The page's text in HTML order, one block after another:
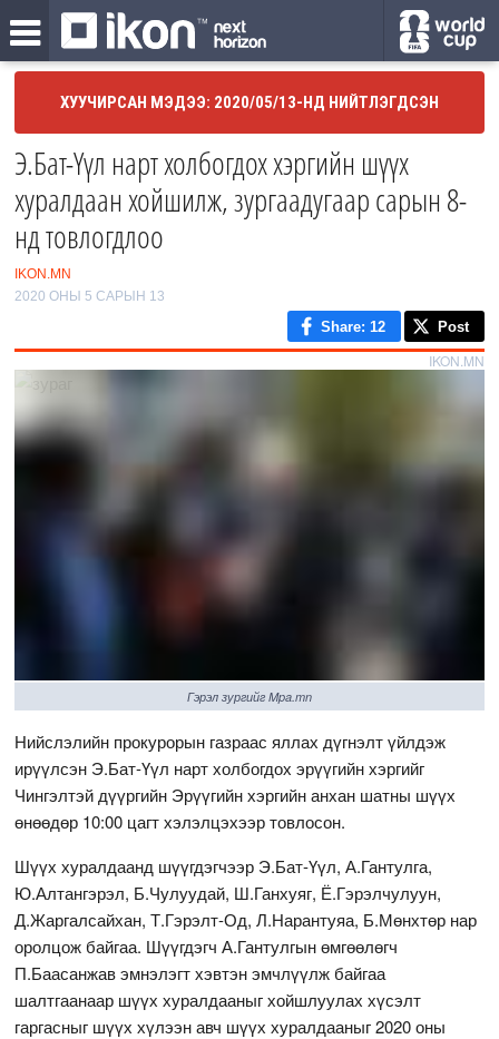
ХУУЧИРСАН МЭДЭЭ: 2020/05/13-НД НИЙТЛЭГДСЭН
Э.Бат-Үүл нарт холбогдох хэргийн шүүх
хуралдаан хойшилж, зургаадугаар сарын 8-
нд товлогдлоо
IKON.MN
2020 ОНЫ 5 САРЫН 13
Share: 12 Post
IKON.MN
Гэрэл зургийг Mpa.mn
Нийслэлийн прокурорын газраас яллах дүгнэлт үйлдэж
ирүүлсэн Э.Бат-Үүл нарт холбогдох эрүүгийн хэргийг
Чингэлтэй дүүргийн Эрүүгийн хэргийн анхан шатны шүүх
өнөөдөр 10:00 цагт хэлэлцэхээр товлосон.
Шүүх хуралдаанд шүүгдэгчээр Э.Бат-Үүл, А.Гантулга,
Ю.Алтангэрэл, Б.Чулуудай, Ш.Ганхуяг, Ё.Гэрэлчулуун,
Д.Жаргалсайхан, Т.Гэрэлт-Од, Л.Нарантуяа, Б.Мөнхтөр нар
оролцож байгаа. Шүүгдэгч А.Гантулгын өмгөөлөгч
П.Баасанжав эмнэлэгт хэвтэн эмчлүүлж байгаа
шалтгаанаар шүүх хуралдааныг хойшлуулах хүсэлт
гаргасныг шүүх хүлээн авч шүүх хуралдааныг 2020 оны